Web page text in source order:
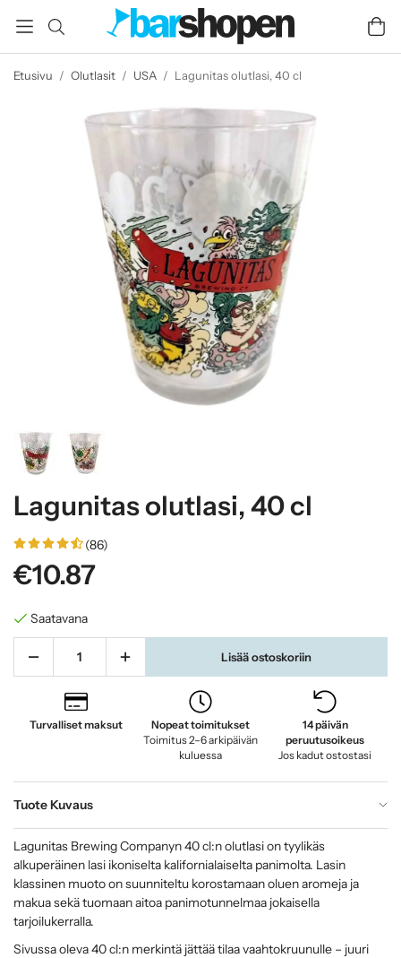
Etusivu / Olutlasit / USA / Lagunitas olutlasi, 40 cl
Lagunitas olutlasi, 40 cl
(86)
€10.87
Saatavana
Lisää ostoskoriin
Turvalliset maksut
Nopeat toimitukset
Toimitus 2–6 arkipäivän
kuluessa
14 päivän
peruutusoikeus
Jos kadut ostostasi
Tuote Kuvaus
Lagunitas Brewing Companyn 40 cl:n olutlasi on tyylikäs
alkuperäinen lasi ikoniselta kalifornialaiselta panimolta. Lasin
klassinen muoto on suunniteltu korostamaan oluen aromeja ja
makua sekä tuomaan aitoa panimotunnelmaa jokaisella
tarjoilukerralla.
Sivussa oleva 40 cl:n merkintä jättää tilaa vaahtokruunulle – juuri